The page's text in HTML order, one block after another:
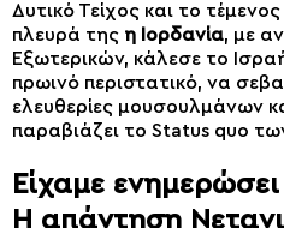
Δυτικό Τείχος και το
πλευρά της η Ιορδανία, με
Εξωτερικών, κάλεσε το
πρωινό περιστατικό, να
ελευθερίες μουσουλμάνων
παραβιάζει το Status quo
Είχαμε
Η απάντηση